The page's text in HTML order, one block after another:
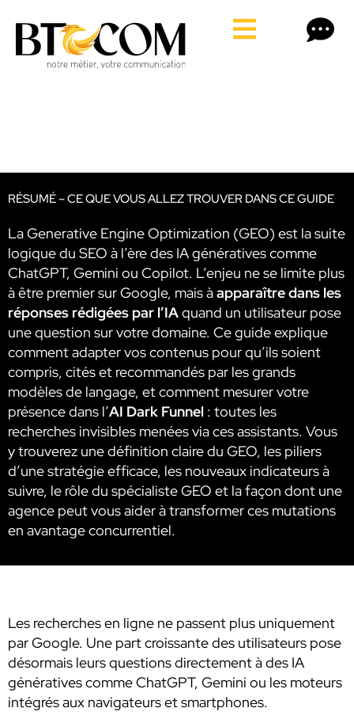
RÉSUMÉ – CE QUE VOUS ALLEZ TROUVER DANS CE GUIDE
La Generative Engine Optimization (GEO) est la suite
logique du SEO à l’ère des IA génératives comme
ChatGPT, Gemini ou Copilot. L’enjeu ne se limite plus
à être premier sur Google, mais àapparaître dans les
réponses rédigées par l’IAquand un utilisateur pose
une question sur votre domaine. Ce guide explique
comment adapter vos contenus pour qu’ils soient
compris, cités et recommandés par les grands
modèles de langage, et comment mesurer votre
présence dans l’AI Dark Funnel : toutes les
recherches invisibles menées via ces assistants. Vous
y trouverez une définition claire du GEO, les piliers
d’une stratégie efficace, les nouveaux indicateurs à
suivre, le rôle du spécialiste GEO et la façon dont une
agence peut vous aider à transformer ces mutations
en avantage concurrentiel.
Les recherches en ligne ne passent plus uniquement
par Google. Une part croissante des utilisateurs pose
désormais leurs questions directement à des IA
génératives comme ChatGPT, Gemini ou les moteurs
intégrés aux navigateurs et smartphones.